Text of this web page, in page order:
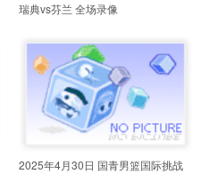
瑞典vs芬兰 全场录像
2025年4月30日 国青男篮国际挑战